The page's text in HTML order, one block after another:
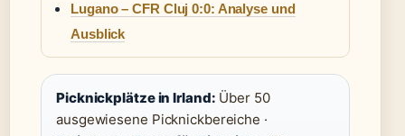
Lugano – CFR Cluj 0:0: Analyse und
Ausblick
Picknickplätze in Irland: Über 50
ausgewiesene Picknickbereiche ·